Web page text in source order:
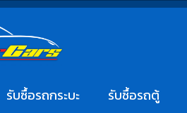
รับซื้อรถกระบะ รับซื้อรถตู้